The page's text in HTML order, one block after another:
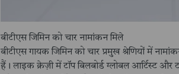
बीटीएस जिमिन को चार नामांकन मिले
बीटीएस गायक जिमिन को चार प्रमुख श्रेणियों में
हैं। लाइक क्रेज़ी में टॉप बिलबोर्ड ग्लोबल आर्टिस्ट